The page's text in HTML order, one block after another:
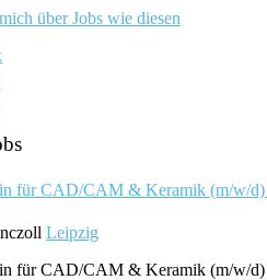
über Jobs wie diesen
für CAD/CAM & Keramik (m/w/
Leipzig
für CAD/CAM & Keramik (m/w/d)